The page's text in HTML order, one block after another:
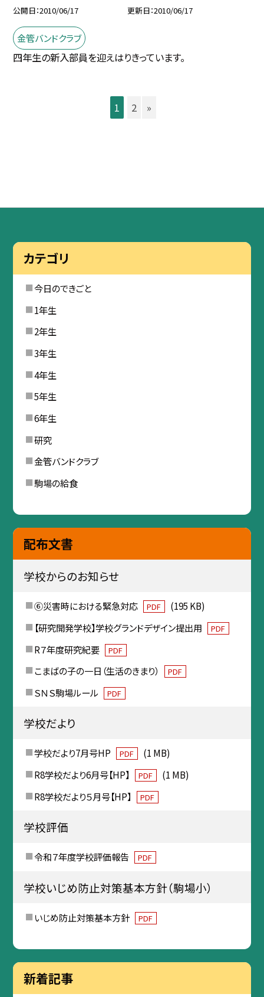
公開日 2010/06/17 更新日 2010/06/17
金管バンドクラブ
四年生の新入部員を迎えはりきっています。
1 2 »
カテゴリ
今日のできごと
1年生
2年生
3年生
4年生
5年生
6年生
研究
金管バンドクラブ
駒場の給食
配布文書
学校からのお知らせ
⑥災害時における緊急対応 PDF
(195 KB)
【研究開発学校】学校グランドデザイン提出用
PDF
R７年度研究紀要 PDF
こまばの子の一日（生活のきまり） PDF
ＳＮＳ駒場ルール PDF
学校だより
学校だより7月号HP PDF
(1 MB)
R8学校だより6月号【HP】
PDF
(1 MB)
R8学校だより５月号【HP】
PDF
学校評価
令和７年度学校評価報告 PDF
学校いじめ防止対策基本方針（駒場小）
いじめ防止対策基本方針 PDF
新着記事